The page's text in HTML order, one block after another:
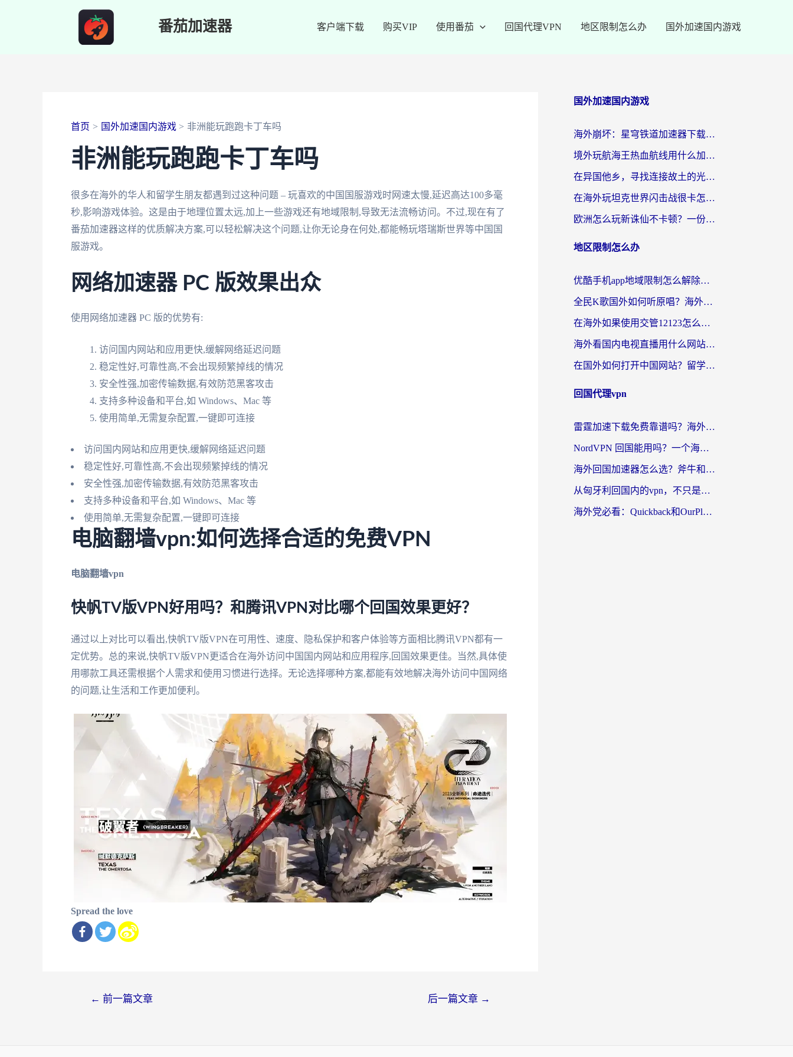
番茄加速器 客户端下载 购买VIP 使用番茄 回国代理VPN 地区限制怎么办 国外加速国内游戏
首页 国外加速国内游戏 非洲能玩跑跑卡丁车吗
非洲能玩跑跑卡丁车吗
很多在海外的华人和留学生朋友都遇到过这种问题 – 玩喜欢的中国国服游戏时网速太慢,延迟高达100多毫
秒,影响游戏体验。这是由于地理位置太远,加上一些游戏还有地域限制,导致无法流畅访问。不过,现在有了
番茄加速器这样的优质解决方案,可以轻松解决这个问题,让你无论身在何处,都能畅玩塔瑞斯世界等中国国
服游戏。
网络加速器 PC 版效果出众
使用网络加速器 PC 版的优势有:
访问国内网站和应用更快,缓解网络延迟问题
稳定性好,可靠性高,不会出现频繁掉线的情况
安全性强,加密传输数据,有效防范黑客攻击
支持多种设备和平台,如 Windows、Mac 等
使用简单,无需复杂配置,一键即可连接
访问国内网站和应用更快,缓解网络延迟问题
稳定性好,可靠性高,不会出现频繁掉线的情况
安全性强,加密传输数据,有效防范黑客攻击
支持多种设备和平台,如 Windows、Mac 等
使用简单,无需复杂配置,一键即可连接
电脑翻墙vpn:如何选择合适的免费VPN
电脑翻墙vpn
快帆TV版VPN好用吗？和腾讯VPN对比哪个回国效果更好？
通过以上对比可以看出,快帆TV版VPN在可用性、速度、隐私保护和客户体验等方面相比腾讯VPN都有一
定优势。总的来说,快帆TV版VPN更适合在海外访问中国国内网站和应用程序,回国效果更佳。当然,具体使
用哪款工具还需根据个人需求和使用习惯进行选择。无论选择哪种方案,都能有效地解决海外访问中国网络
的问题,让生活和工作更加便利。
Spread the love
← 前一篇文章 后一篇文章 →
国外加速国内游戏
海外崩坏：星穹铁道加速器下载安装：一份给游子的终极网络指南
境外玩航海王热血航线用什么加速器？2026海外玩家实测最优方案（附欧洲问道堡垒前线加速技巧）
在异国他乡，寻找连接故土的光明大陆免费加速器
在海外玩坦克世界闪击战很卡怎么办？老玩家亲测有效的加速器选择指南
欧洲怎么玩新诛仙不卡顿？一份给海外游子的国服游戏畅玩指南
地区限制怎么办
优酷手机app地域限制怎么解除？海外党亲测有效的追剧方案
全民K歌国外如何听原唱？海外党亲测有效的回国加速器选择指南
在海外如果使用交管12123怎么处理？留学生亲测有效的回国加速方案
海外看国内电视直播用什么网站比较好？一篇解决你所有追剧难题的实用指南
在国外如何打开中国网站？留学生与海外华人的无缝访问指南
回国代理vpn
雷霆加速下载免费靠谱吗？海外党选回国加速器的避坑指南（附热门工具对比）
NordVPN 回国能用吗？一个海外用户必须面对的真实困境
海外回国加速器怎么选？斧牛和海龟哪个好？一篇帮你避开坑的实用指南
从匈牙利回国内的vpn，不只是为了刷剧那么简单
海外党必看：Quickback和OurPlay好用吗？3分钟选对回国加速器，无缝刷剧玩游戏